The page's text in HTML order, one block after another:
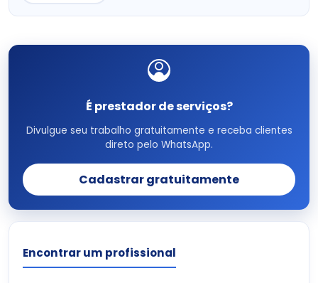
É prestador de serviços?
Divulgue seu trabalho gratuitamente e receba clientes
direto pelo WhatsApp.
Cadastrar gratuitamente
Encontrar um profissional